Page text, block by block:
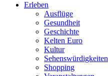
Erleben
Ausflüge
Gesundheit
Geschichte
Kelten Euro
Kultur
Sehenswürdigkeiten
Shopping